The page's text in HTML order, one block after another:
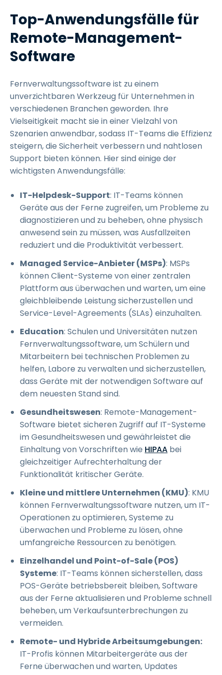
Top-Anwendungsfälle für
Remote-Management-
Software
Fernverwaltungssoftware ist zu einem
unverzichtbaren Werkzeug für Unternehmen in
verschiedenen Branchen geworden. Ihre
Vielseitigkeit macht sie in einer Vielzahl von
Szenarien anwendbar, sodass IT-Teams die Effizienz
steigern, die Sicherheit verbessern und nahtlosen
Support bieten können. Hier sind einige der
wichtigsten Anwendungsfälle:
IT-Helpdesk-Support: IT-Teams können
Geräte aus der Ferne zugreifen, um Probleme zu
diagnostizieren und zu beheben, ohne physisch
anwesend sein zu müssen, was Ausfallzeiten
reduziert und die Produktivität verbessert.
Managed Service-Anbieter (MSPs): MSPs
können Client-Systeme von einer zentralen
Plattform aus überwachen und warten, um eine
gleichbleibende Leistung sicherzustellen und
Service-Level-Agreements (SLAs) einzuhalten.
Education: Schulen und Universitäten nutzen
Fernverwaltungssoftware, um Schülern und
Mitarbeitern bei technischen Problemen zu
helfen, Labore zu verwalten und sicherzustellen,
dass Geräte mit der notwendigen Software auf
dem neuesten Stand sind.
Gesundheitswesen: Remote-Management-
Software bietet sicheren Zugriff auf IT-Systeme
im Gesundheitswesen und gewährleistet die
Einhaltung von Vorschriften wie HIPAA bei
gleichzeitiger Aufrechterhaltung der
Funktionalität kritischer Geräte.
Kleine und mittlere Unternehmen (KMU): KMU
können Fernverwaltungssoftware nutzen, um IT-
Operationen zu optimieren, Systeme zu
überwachen und Probleme zu lösen, ohne
umfangreiche Ressourcen zu benötigen.
Einzelhandel und Point-of-Sale (POS)
Systeme: IT-Teams können sicherstellen, dass
POS-Geräte betriebsbereit bleiben, Software
aus der Ferne aktualisieren und Probleme schnell
beheben, um Verkaufsunterbrechungen zu
vermeiden.
Remote- und Hybride Arbeitsumgebungen:
IT-Profis können Mitarbeitergeräte aus der
Ferne überwachen und warten, Updates